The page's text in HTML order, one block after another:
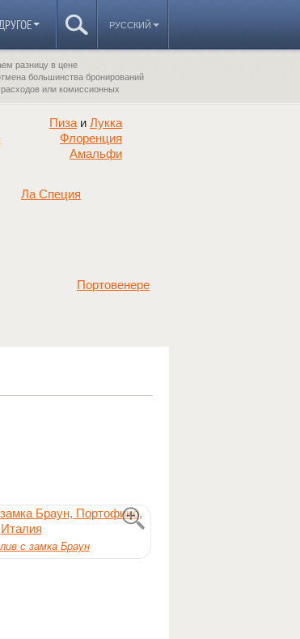
РУССКИЙ
разницу в цене
большинства бронирований
или комиссионных
Портовенере
Ла Специя
Пиза и Лукка
Флоренция
Амальфи
с замка Браун